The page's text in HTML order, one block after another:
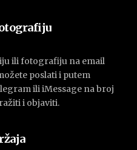
ili fotografiju na email
poslati i putem
ili iMessage na broj
i objaviti.